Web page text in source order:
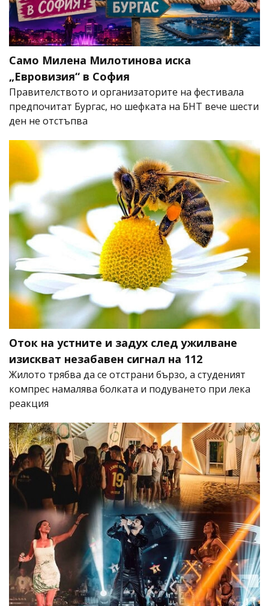
Само Милена Милотинова иска
„Евровизия“ в София
Правителството и организаторите на фестивала
предпочитат Бургас, но шефката на БНТ вече шести
ден не отстъпва
Оток на устните и задух след ужилване
изискват незабавен сигнал на 112
Жилото трябва да се отстрани бързо, а студеният
компрес намалява болката и подуването при лека
реакция